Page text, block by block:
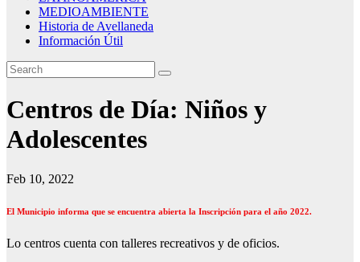
MEDIOAMBIENTE
Historia de Avellaneda
Información Útil
Centros de Día: Niños y
Adolescentes
Feb 10, 2022
El Municipio informa que se encuentra abierta la Inscripción para el año 2022.
Lo centros cuenta con talleres recreativos y de oficios.